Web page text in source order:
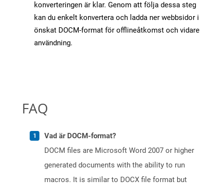
konverteringen är klar. Genom att följa dessa steg
kan du enkelt konvertera och ladda ner webbsidor i
önskat DOCM-format för offlineåtkomst och vidare
användning.
FAQ
Vad är DOCM-format?
DOCM files are Microsoft Word 2007 or higher
generated documents with the ability to run
macros. It is similar to DOCX file format but